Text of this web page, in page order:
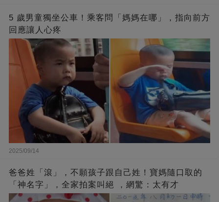
5 歲男童獨坐公車！乘客問「媽媽在哪」，指向前方
回應讓人心疼
2025/09/14
爸爸姓「滾」，不願孩子跟自己姓！寶媽隨口取的
「神名字」，全家拍案叫絕 ，網驚：太有才